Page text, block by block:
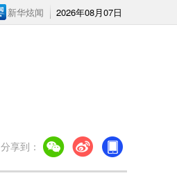
2026年08月07日
新华炫闻
分享到：